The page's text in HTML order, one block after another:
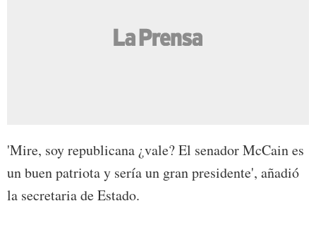
'Mire, soy republicana ¿vale? El senador McCain es
un buen patriota y sería un gran presidente', añadió
la secretaria de Estado.